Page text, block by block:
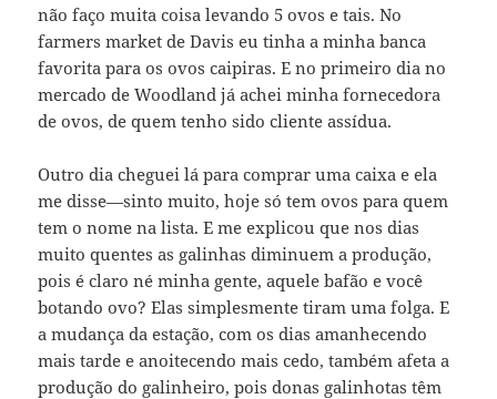
não faço muita coisa levando 5 ovos e tais. No
farmers market de Davis eu tinha a minha banca
favorita para os ovos caipiras. E no primeiro dia no
mercado de Woodland já achei minha fornecedora
de ovos, de quem tenho sido cliente assídua.
Outro dia cheguei lá para comprar uma caixa e ela
me disse—sinto muito, hoje só tem ovos para quem
tem o nome na lista. E me explicou que nos dias
muito quentes as galinhas diminuem a produção,
pois é claro né minha gente, aquele bafão e você
botando ovo? Elas simplesmente tiram uma folga. E
a mudança da estação, com os dias amanhecendo
mais tarde e anoitecendo mais cedo, também afeta a
produção do galinheiro, pois donas galinhotas têm